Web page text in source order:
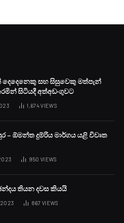
සහ සිසුවෙකු මත්පැන්
සිටියදී අත්අඩංගුවට
1,674VIEWS
– ඕමන්ත දුම්රිය මාර්ගය යළි විවෘත
950 VIEWS
තියන දවස කියයි
2023 867 VIEWS